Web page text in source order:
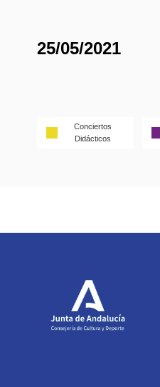
25/05/2021
Conciertos
Didácticos